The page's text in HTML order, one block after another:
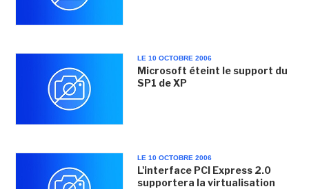
LE 10 OCTOBRE 2006
Microsoft éteint le support du
SP1 de XP
LE 10 OCTOBRE 2006
L'interface PCI Express 2.0
supportera la virtualisation